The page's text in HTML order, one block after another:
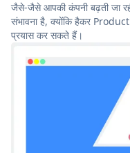
जैसे-जैसे आपकी कंपनी बढ़ती जा
संभावना है, क्योंकि हैकर Product
प्रयास कर सकते हैं।